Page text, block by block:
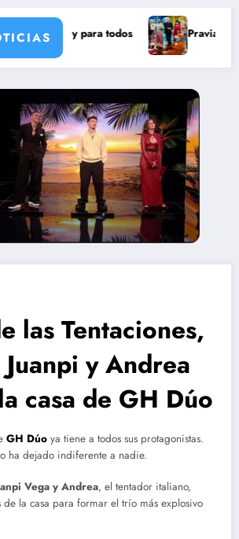
y para todos Pravia y Serranillos
las Tentaciones,
y Andrea
casa de GH Dúo
GH Dúo ya tiene a todos sus protagonistas.
ha dejado indiferente a nadie.
Vega y Andrea, el tentador italiano,
de la casa para formar el trío más explosivo